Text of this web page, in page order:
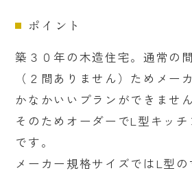
ポイント
築３０年の木造住宅。通常の
（２間ありません）ためメー
かなかいいプランができませ
そのためオーダーでL型キッ
です。
メーカー規格サイズではL型